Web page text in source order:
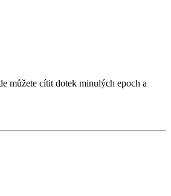
můžete cítit dotek minulých epoch a